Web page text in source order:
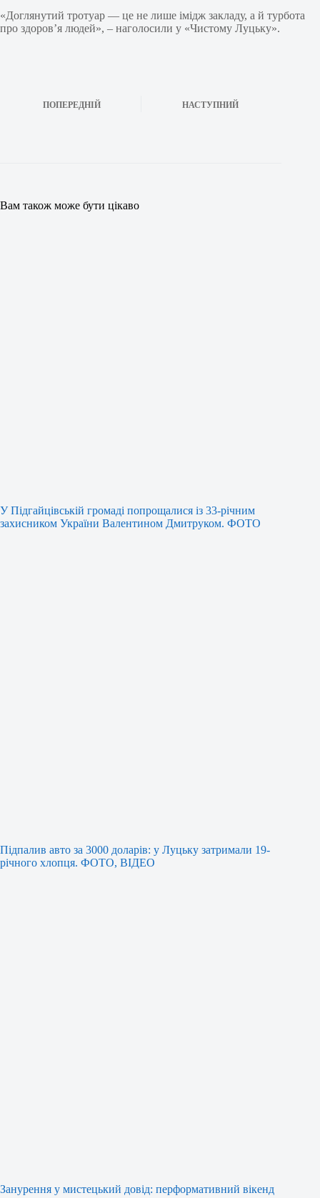
«Доглянутий тротуар — це не лише імідж закладу, а й турбота
про здоров’я людей», – наголосили у «Чистому Луцьку».
ПОПЕРЕДНІЙ НАСТУПНИЙ
Вам також може бути цікаво
У Підгайцівській громаді попрощалися із 33-річним
захисником України Валентином Дмитруком. ФОТО
Підпалив авто за 3000 доларів: у Луцьку затримали 19-
річного хлопця. ФОТО, ВІДЕО
Занурення у мистецький довід: перформативний вікенд